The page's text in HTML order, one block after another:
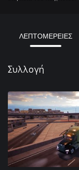
ΛΕΠΤΟΜΕΡΕΙΕΣ
Συλλογή